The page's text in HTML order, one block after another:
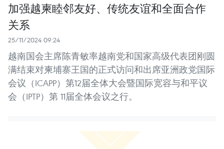
加强越柬睦邻友好、传统友谊和全面合作
关系
25/11/2024 09:24
越南国会主席陈青敏率越南党和国家高级代表团刚圆
满结束对柬埔寨王国的正式访问和出席亚洲政党国际
会议（ICAPP）第12届全体大会暨国际宽容与和平议
会（IPTP）第 11届全体会议之行。